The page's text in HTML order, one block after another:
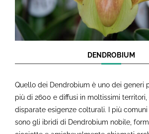
DENDROBIUM
Quello dei Dendrobium è uno dei generi
più di 2600 e diffusi in moltissimi
disparate esigenze colturali. I più comuni
sono gli ibridi di Dendrobium nobile,